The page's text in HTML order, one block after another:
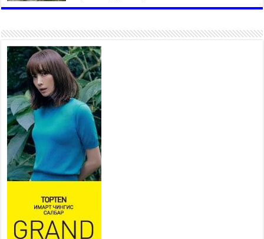
цутгалтын ажил дууслаа
Мопед, скүүтер, тэдгээртэй
адилтгах үзүүлэлт бүхий
тээврийн хэрэгсэлтэй
холбоотой нийслэлийн засаг
дарга захирамж гаргалаа
2026 оны 7 сар 20 / 17 цаг 11 минут
Төв цэвэрлэх байгууламжид
хоногт дунджаар 3 тонн хатуу
хог хаягдал ирж байна
2026 оны 7 сар 20 / 12 цаг 06 минут
“Эхийн алдар” одонгийн
шаардлагыг хөнгөрүүллээ
“Жил бүрийн өвөл, жил бүрийн ижил асуудал”
2026 оны 7 сар 20 / 11 цаг 16 минут